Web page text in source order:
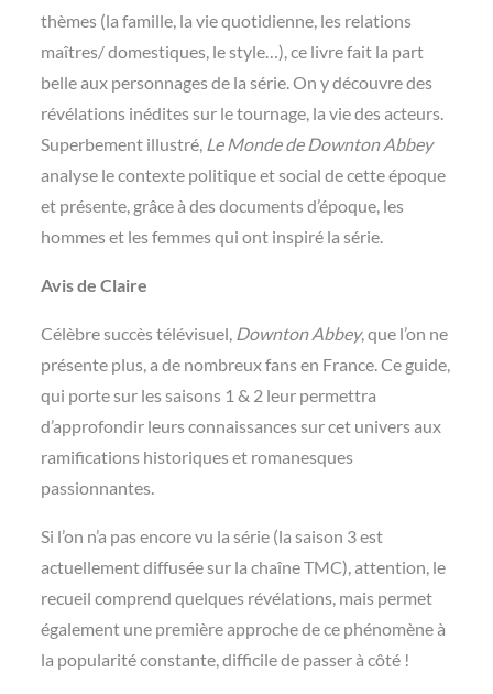
thèmes (la famille, la vie quotidienne, les relations
maîtres/ domestiques, le style…), ce livre fait la part
belle aux personnages de la série. On y découvre des
révélations inédites sur le tournage, la vie des acteurs.
Superbement illustré, Le Monde de Downton Abbey
analyse le contexte politique et social de cette époque
et présente, grâce à des documents d’époque, les
hommes et les femmes qui ont inspiré la série.
Avis de Claire
Célèbre succès télévisuel, Downton Abbey, que l’on ne
présente plus, a de nombreux fans en France. Ce guide,
qui porte sur les saisons 1 & 2 leur permettra
d’approfondir leurs connaissances sur cet univers aux
ramifications historiques et romanesques
passionnantes.
Si l’on n’a pas encore vu la série (la saison 3 est
actuellement diffusée sur la chaîne TMC), attention, le
recueil comprend quelques révélations, mais permet
également une première approche de ce phénomène à
la popularité constante, difficile de passer à côté !